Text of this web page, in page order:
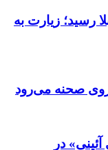
رسید؛ زیارت به
صحنه می‌رود
در